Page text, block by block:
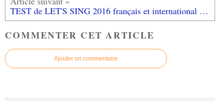
TEST de LET'S SING 2016 français et international (sur PS4): et tu chantes, chantes, chantes...
COMMENTER CET ARTICLE
Ajouter un commentaire